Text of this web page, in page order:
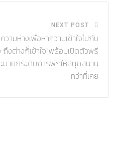
NEXT POST
มห่างเพื่อหาความเข้าใจไปกับ
งต่างก็เข้าใจ”พร้อมเปิดตัวพรี
มายกระดับการพักให้สนุกสนาน
กว่าที่เคย